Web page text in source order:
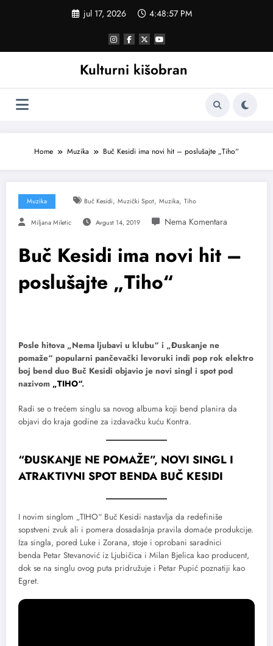
jul 17, 2026 4:48:58 PM
Kulturni kišobran
Home Muzika Buč Kesidi ima novi hit – poslušajte „Tiho“
Muzika Buč Kesidi, Muzički Spot, Muzika, Tiho
Miljana Miletic Avgust 14, 2019
Buč Kesidi ima novi hit –
poslušajte „Tiho“
Posle hitova „Nema ljubavi u klubu“ i „Đuskanje ne
pomaže“ popularni pančevački levoruki indi pop rok elektro
boj bend duo Buč Kesidi objavio je novi singl i spot pod
nazivom „TIHO“.
Radi se o trećem singlu sa novog albuma koji bend planira da
objavi do kraja godine za izdavačku kuću Kontra.
“ĐUSKANJE NE POMAŽE”, NOVI SINGL I
ATRAKTIVNI SPOT BENDA BUČ KESIDI
I novim singlom „TIHO“ Buč Kesidi nastavlja da redefiniše
sopstveni zvuk ali i pomera dosadašnja pravila domaće produkcije.
Iza singla, pored Luke i Zorana, stoje i oprobani saradnici
benda Petar Stevanović iz Ljubičica i Milan Bjelica kao producent,
dok se na singlu ovog puta pridružuje i Petar Pupić poznatiji kao
Egret.